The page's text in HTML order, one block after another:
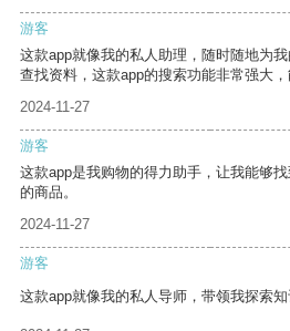
游客
这款app就像我的私人助理，随时随地为
查找资料，这款app的搜索功能非常强大
2024-11-27
游客
这款app是我购物的得力助手，让我能够
的商品。
2024-11-27
游客
这款app就像我的私人导师，带领我探索知